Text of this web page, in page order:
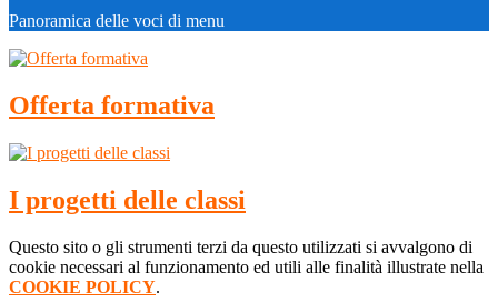
Panoramica delle voci di menu
Offerta formativa
I progetti delle classi
Questo sito o gli strumenti terzi da questo utilizzati si avvalgono di
cookie necessari al funzionamento ed utili alle finalità illustrate nella
COOKIE POLICY.